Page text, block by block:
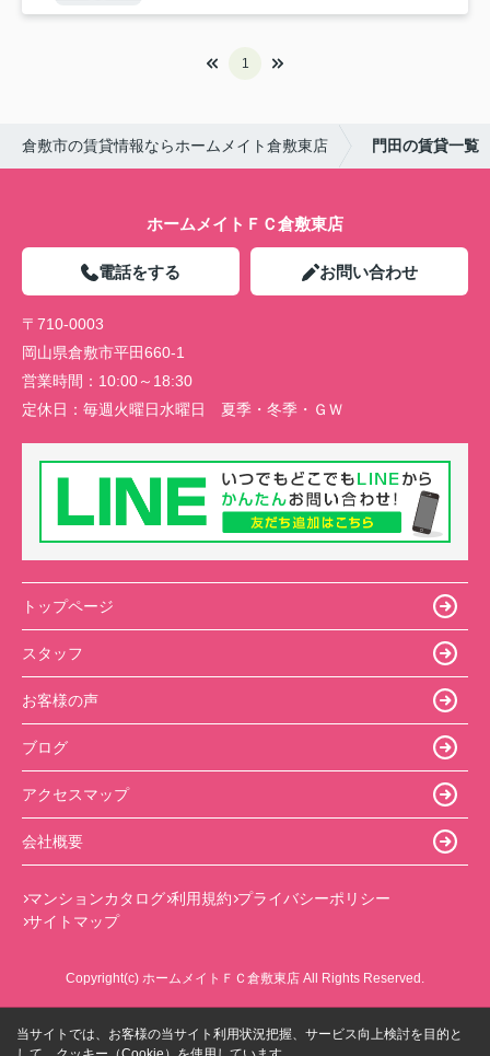
1
倉敷市の賃貸情報ならホームメイト倉敷東店 門田の賃貸一覧
ホームメイトＦＣ倉敷東店
電話をする お問い合わせ
〒710-0003
岡山県倉敷市平田660-1
営業時間： 10:00～18:30
定休日： 毎週火曜日水曜日 夏季・冬季・ＧＷ
トップページ
スタッフ
お客様の声
ブログ
アクセスマップ
会社概要
マンションカタログ 利用規約 プライバシーポリシー
サイトマップ
Copyright(c) ホームメイトＦＣ倉敷東店 All Rights Reserved.
当サイトでは、お客様の当サイト利用状況把握、サービス向上検討を目的と